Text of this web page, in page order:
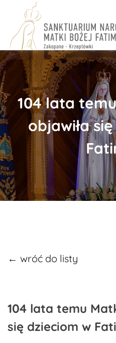
content
104 lata
objawiła
← wróć do listy
104 lata temu
się dzieciom w